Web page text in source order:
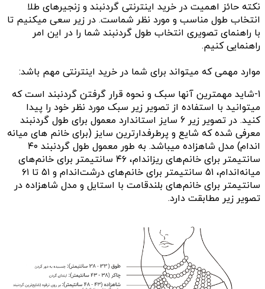
نکته حائز اهمیت در خرید اینترنتی گردنبند و زنجیرهای طلا
انتخاب طول مناسب و مورد نظر شماست. در زیر سعی میکنیم تا
با راهنمای تصویری انتخاب طول گردنبند شما را در این امر
راهنمایی کنیم.
موارد مهمی که میتواند برای شما در خرید اینترنتی مهم باشد:
1-شاید مهمترین آنها سبک و نحوه قرار گرفتن گردنبند است که
میتوانید با استفاده از تصویر زیر سبک مورد نظر خود را پیدا
کنید. در تصویر زیر 6 سایز استاندارد معمول برای طول گردنبند
معرفی شده که شایع و پرطرفدارترین سایز (برای خانم های میانه
اندام) مدل شاهزاده میباشد. به طور معمول
طول گردنبند ۴۰
سانتیمتر برای خانم‌های ریزاندام، ۴۶ سانتیمتر برای خانم‌های
میانه‌اندام، ۵۱ سانتیمتر برای خانم‌های درشت‌اندام و ۵۱ تا ۶۱
سانتیمتر برای خانم‌های بلندقامت با استایل و مدل شاهزاده در
تصویر زیر مطابقت دارد.